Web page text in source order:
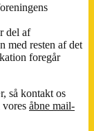
del af
med resten af det
foregår
så kontakt os
åbne mail-